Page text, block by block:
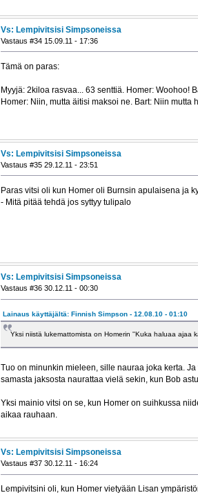
Vs: Lempivitsisi Simpsoneissa
Vastaus #34 15.09.11 - 17:36
Tämä on paras:
Myyjä: 2kiloa rasvaa... 63 senttiä. Homer: Woohoo!
Homer: Niin, mutta äitisi maksoi ne. Bart: Niin
Vs: Lempivitsisi Simpsoneissa
Vastaus #35 29.12.11 - 23:51
Paras vitsi oli kun Homer oli Burnsin apulaisena ja
- Mitä pitää tehdä jos syttyy tulipalo
Vs: Lempivitsisi Simpsoneissa
Vastaus #36 30.12.11 - 00:30
Lainaus käyttäjältä: Finnish Simpson - 12.08.10 - 01:10
Yksi niistä lukemattomista on Homerin ''Kuka haluaa ajaa
Tuo on minunkin mieleen, sille nauraa joka kerta.
samasta jaksosta naurattaa vielä sekin, kun Bob
Yksi mainio vitsi on se, kun Homer on suihkussa
aikaa rauhaan.
Vs: Lempivitsisi Simpsoneissa
Vastaus #37 30.12.11 - 16:24
Lempivitsini oli, kun Homer vietyään Lisan